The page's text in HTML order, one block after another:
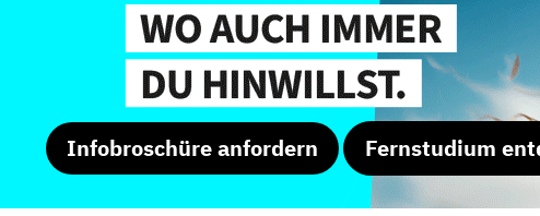
Infobroschüre anfordern Fernstudium